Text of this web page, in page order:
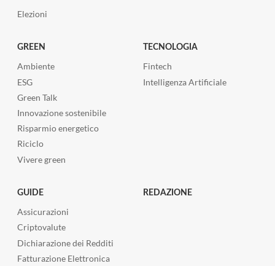
Elezioni
GREEN
Ambiente
ESG
Green Talk
Innovazione sostenibile
Risparmio energetico
Riciclo
Vivere green
TECNOLOGIA
Fintech
Intelligenza Artificiale
GUIDE
Assicurazioni
Criptovalute
Dichiarazione dei Redditi
Fatturazione Elettronica
REDAZIONE